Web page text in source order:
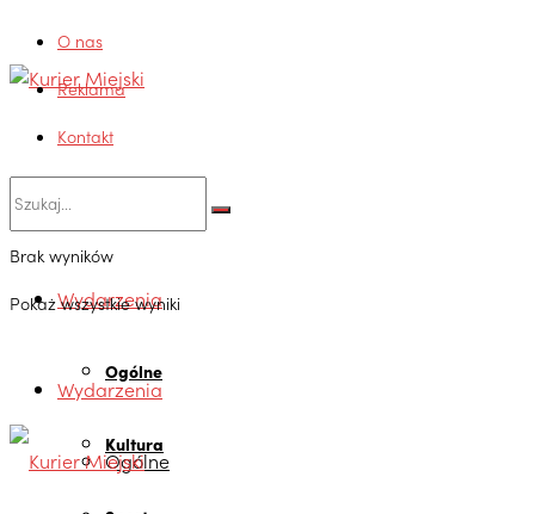
O nas
Reklama
Kontakt
Brak wyników
Pokaż wszystkie wyniki
Wydarzenia
Ogólne
Kultura
Wydarzenia
Ogólne